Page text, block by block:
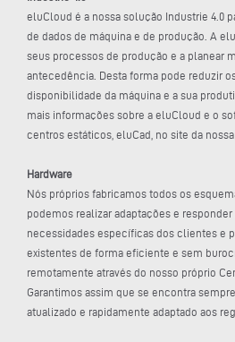
eluCloud é a nossa solução Industrie 4.0
de dados de máquina e de produção. A
seus processos de produção e a planear
antecedência. Desta forma pode reduzir
disponibilidade da máquina e a sua
mais informações sobre a eluCloud e o
centros estáticos, eluCad, no site da
Hardware
Nós próprios fabricamos todos os
podemos realizar adaptações e
necessidades específicas dos clientes e
existentes de forma eficiente e sem
remotamente através do nosso próprio
Garantimos assim que se encontra
atualizado e rapidamente adaptado aos